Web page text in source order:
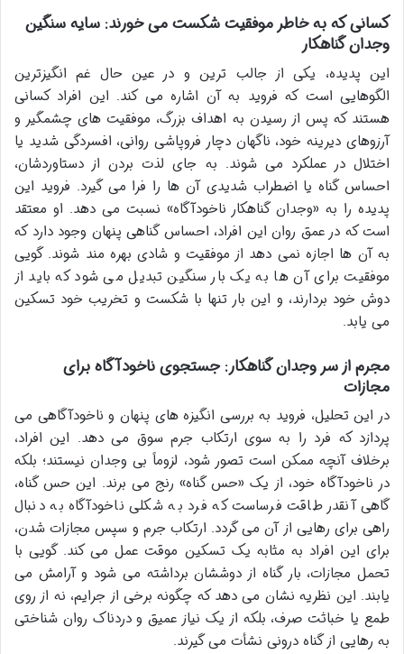
کسانی که به خاطر موفقیت شکست می خورند: سایه سنگین
وجدان گناهکار
این پدیده، یکی از جالب ترین و در عین حال غم انگیزترین
الگوهایی است که فروید به آن اشاره می کند. این افراد کسانی
هستند که پس از رسیدن به اهداف بزرگ، موفقیت های چشمگیر و
آرزوهای دیرینه خود، ناگهان دچار فروپاشی روانی، افسردگی شدید یا
اختلال در عملکرد می شوند. به جای لذت بردن از دستاوردشان،
احساس گناه یا اضطراب شدیدی آن ها را فرا می گیرد. فروید این
پدیده را به «وجدان گناهکار ناخودآگاه» نسبت می دهد. او معتقد
است که در عمق روان این افراد، احساس گناهی پنهان وجود دارد که
به آن ها اجازه نمی دهد از موفقیت و شادی بهره مند شوند. گویی
موفقیت برای آن ها به یک بار سنگین تبدیل می شود که باید از
دوش خود بردارند، و این بار تنها با شکست و تخریب خود تسکین
می یابد.
مجرم از سر وجدان گناهکار: جستجوی ناخودآگاه برای
مجازات
در این تحلیل، فروید به بررسی انگیزه های پنهان و ناخودآگاهی می
پردازد که فرد را به سوی ارتکاب جرم سوق می دهد. این افراد،
برخلاف آنچه ممکن است تصور شود، لزوماً بی وجدان نیستند؛ بلکه
در ناخودآگاه خود، از یک «حس گناه» رنج می برند. این حس گناه،
گاهی آنقدر طاقت فرساست که فرد به شکلی ناخودآگاه به دنبال
راهی برای رهایی از آن می گردد. ارتکاب جرم و سپس مجازات شدن،
برای این افراد به مثابه یک تسکین موقت عمل می کند. گویی با
تحمل مجازات، بار گناه از دوششان برداشته می شود و آرامش می
یابند. این نظریه نشان می دهد که چگونه برخی از جرایم، نه از روی
طمع یا خباثت صرف، بلکه از یک نیاز عمیق و دردناک روان شناختی
به رهایی از گناه درونی نشأت می گیرند.